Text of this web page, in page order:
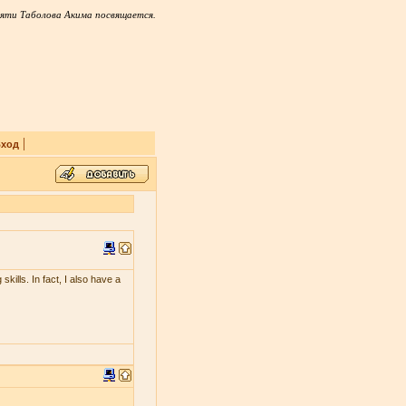
Таболова Акима посвящается.
|
skills. In fact, I also have a